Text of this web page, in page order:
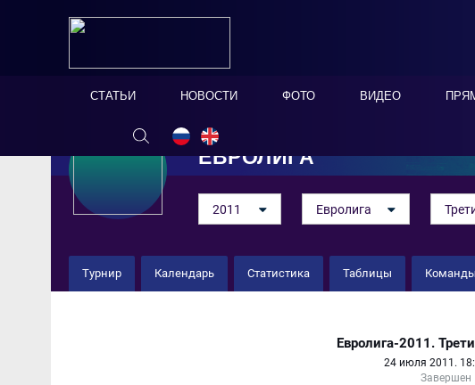
СТАТЬИ НОВОСТИ ФОТО ВИДЕО
ЕВРОЛИГА
2011 Евролига
Турнир Календарь Статистика Таблицы Команды
Евролига-2011.
24 июля 2011.
Завершен